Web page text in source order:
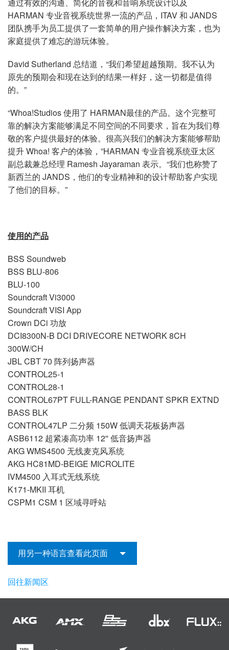
通过有效的沟通、简化的音视和音响系统设计以及
HARMAN 专业音视系统世界一流的产品，ITAV 和 JANDS
团队携手为员工提供了一套简单的用户操作解决方案，也为
家庭提供了难忘的游玩体验。
David Sutherland 总结道，“我们希望超越预期。我不认为
原先的预期会和现在达到的结果一样好，这一切都是值得
的。”
“Whoa!Studios 使用了 HARMAN最佳的产品。这个完整可
靠的解决方案能够满足不同空间的不同要求，旨在为我们尊
敬的客户提供最好的体验。很高兴我们的解决方案能够帮助
提升 Whoa! 客户的体验，”HARMAN 专业音视系统亚太区
副总裁兼总经理 Ramesh Jayaraman 表示。“我们也称赞了
新西兰的 JANDS，他们的专业精神和的设计帮助客户实现
了他们的目标。”
使用的产品
BSS Soundweb
BSS BLU-806
BLU-100
Soundcraft Vi3000
Soundcraft VISI App
Crown DCi 功放
DCI8300N-B DCI DRIVECORE NETWORK 8CH
300W/CH
JBL CBT 70 阵列扬声器
CONTROL25-1
CONTROL28-1
CONTROL67PT FULL-RANGE PENDANT SPKR EXTND
BASS BLK
CONTROL47LP 二分频 150W 低调天花板扬声器
ASB6112 超紧凑高功率 12'' 低音扬声器
AKG WMS4500 无线麦克风系统
AKG HC81MD-BEIGE MICROLITE
IVM4500 入耳式无线系统
K171-MKII 耳机
CSPM1 CSM 1 区域寻呼站
用另一种语言查看此页面
回往新闻区